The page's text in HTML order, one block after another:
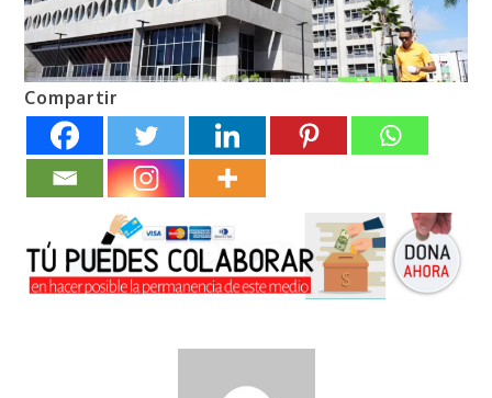
Compartir